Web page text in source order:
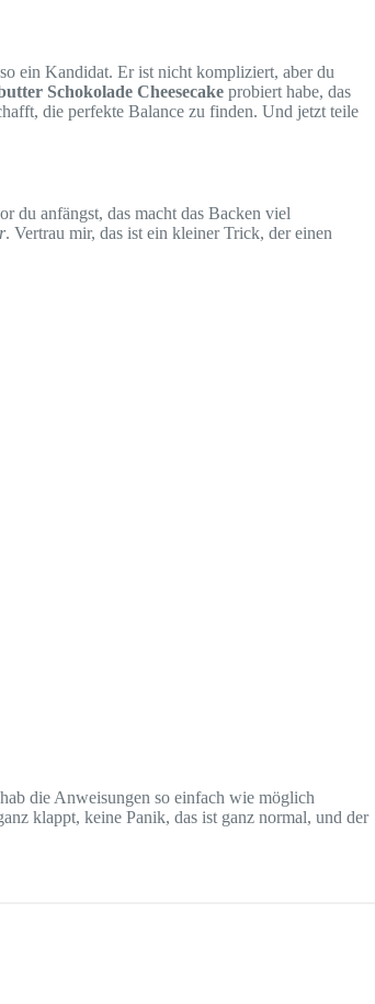
ein Kandidat. Er ist nicht kompliziert, aber du
Schokolade Cheesecake probiert habe, das
die perfekte Balance zu finden. Und jetzt teile
du anfängst, das macht das Backen viel
. Vertrau mir, das ist ein kleiner Trick, der einen
die Anweisungen so einfach wie möglich
klappt, keine Panik, das ist ganz normal, und der